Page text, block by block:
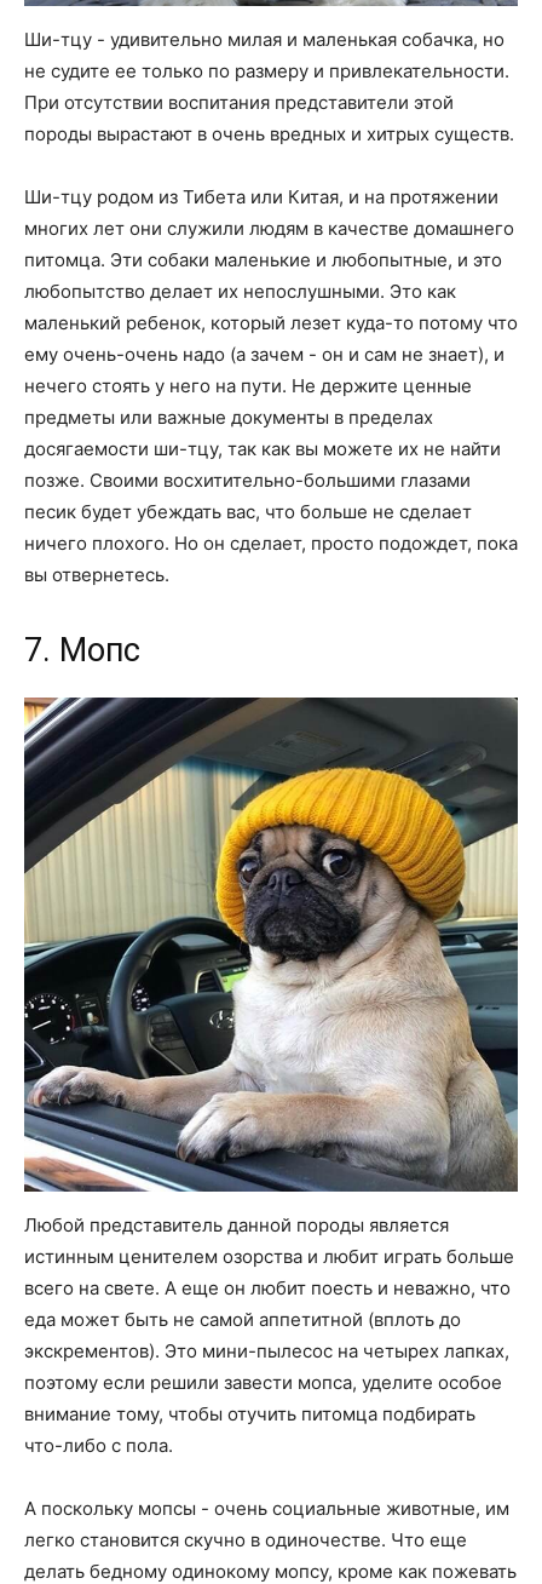
Ши-тцу - удивительно милая и маленькая собачка, но
не судите ее только по размеру и привлекательности.
При отсутствии воспитания представители этой
породы вырастают в очень вредных и хитрых существ.
Ши-тцу родом из Тибета или Китая, и на протяжении
многих лет они служили людям в качестве домашнего
питомца. Эти собаки маленькие и любопытные, и это
любопытство делает их непослушными. Это как
маленький ребенок, который лезет куда-то потому что
ему очень-очень надо (а зачем - он и сам не знает), и
нечего стоять у него на пути. Не держите ценные
предметы или важные документы в пределах
досягаемости ши-тцу, так как вы можете их не найти
позже. Своими восхитительно-большими глазами
песик будет убеждать вас, что больше не сделает
ничего плохого. Но он сделает, просто подождет, пока
вы отвернетесь.
7. Мопс
Любой представитель данной породы является
истинным ценителем озорства и любит играть больше
всего на свете. А еще он любит поесть и неважно, что
еда может быть не самой аппетитной (вплоть до
экскрементов). Это мини-пылесос на четырех лапках,
поэтому если решили завести мопса, уделите особое
внимание тому, чтобы отучить питомца подбирать
что-либо с пола.
А поскольку мопсы - очень социальные животные, им
легко становится скучно в одиночестве. Что еще
делать бедному одинокому мопсу, кроме как пожевать